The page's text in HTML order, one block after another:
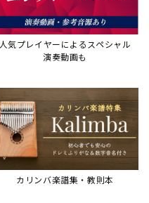
人気プレイヤーによるスペシャル
演奏動画も
カリンバ楽譜集・教則本